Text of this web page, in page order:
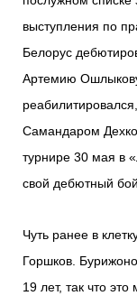
выступления по
Белорус
Артемию
Самандаром
турнире 30 мая в
свой дебютный
Чуть ранее в
Горшков.
19 лет, так что